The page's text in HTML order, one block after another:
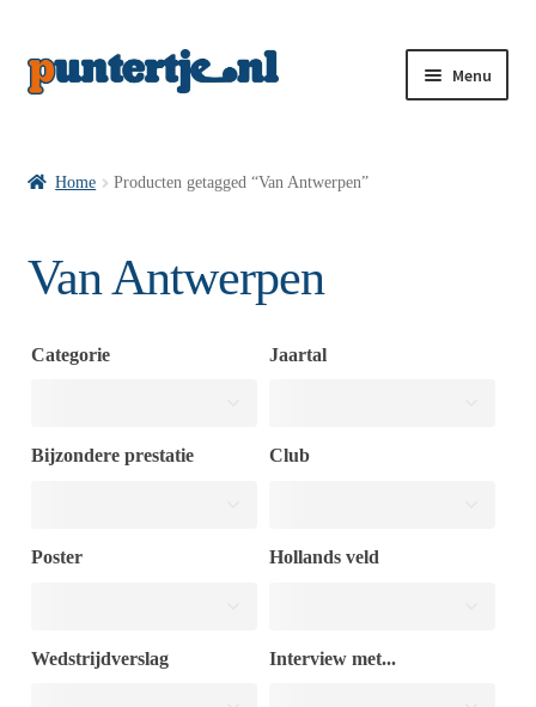
Menu
Home Producten getagged “Van Antwerpen”
Van Antwerpen
Categorie Jaartal
Bijzondere prestatie Club
Poster Hollands veld
Wedstrijdverslag Interview met...